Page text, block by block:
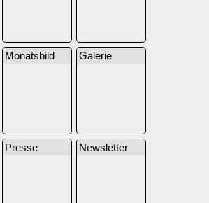
Monatsbild Galerie
Presse Newsletter